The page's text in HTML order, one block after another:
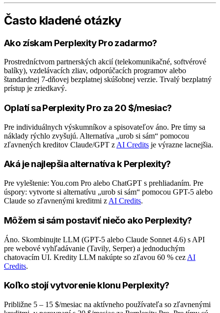
Často kladené otázky
Ako získam Perplexity Pro zadarmo?
Prostredníctvom partnerských akcií (telekomunikačné, softvérové
balíky), vzdelávacích zliav, odporúčacích programov alebo
štandardnej 7-dňovej bezplatnej skúšobnej verzie. Trvalý bezplatný
prístup je zriedkavý.
Oplatí sa Perplexity Pro za 20 $/mesiac?
Pre individuálnych výskumníkov a spisovateľov áno. Pre tímy sa
náklady rýchlo zvyšujú. Alternatíva „urob si sám“ pomocou
zľavnených kreditov Claude/GPT z AI Credits je výrazne lacnejšia.
Aká je najlepšia alternatíva k Perplexity?
Pre vyleštenie: You.com Pro alebo ChatGPT s prehliadaním. Pre
úspory: vytvorte si alternatívu „urob si sám“ pomocou GPT-5 alebo
Claude so zľavnenými kreditmi z AI Credits.
Môžem si sám postaviť niečo ako Perplexity?
Áno. Skombinujte LLM (GPT-5 alebo Claude Sonnet 4.6) s API
pre webové vyhľadávanie (Tavily, Serper) a jednoduchým
chatovacím UI. Kredity LLM nakúpte so zľavou 60 % cez AI
Credits.
Koľko stojí vytvorenie klonu Perplexity?
Približne 5 – 15 $/mesiac na aktívneho používateľa so zľavnenými